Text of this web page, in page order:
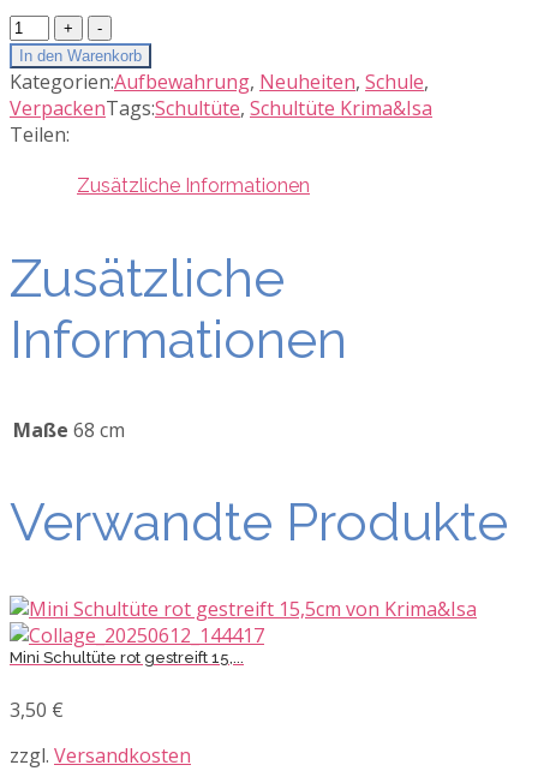
Große
Schultüte
rosa
mit
bunten
Menge
In den Warenkorb
Kategorien:Aufbewahrung, Neuheiten, Schule,
VerpackenTags:Schultüte, Schultüte Krima&Isa
Teilen:
Zusätzliche Informationen
Zusätzliche
Informationen
Maße 68 cm
Verwandte Produkte
Mini Schultüte rot gestreift 15,...
3,50 €
zzgl. Versandkosten